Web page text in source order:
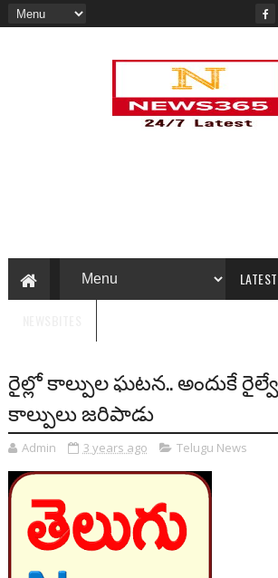
రైల్లో కాల్పుల ఘటన.. అందుకే
కాల్పులు జరిపాడు
Admin 3 years ago Telugu News